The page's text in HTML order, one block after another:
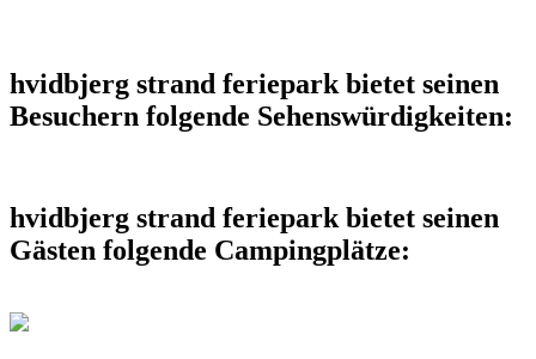
hvidbjerg strand feriepark bietet seinen
Besuchern folgende Sehenswürdigkeiten:
hvidbjerg strand feriepark bietet seinen
Gästen folgende Campingplätze: